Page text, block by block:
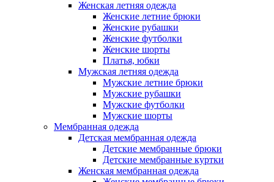
Женская летняя одежда
Женские летние брюки
Женские рубашки
Женские футболки
Женские шорты
Платья, юбки
Мужская летняя одежда
Мужские летние брюки
Мужские рубашки
Мужские футболки
Мужские шорты
Мембранная одежда
Детская мембранная одежда
Детские мембранные брюки
Детские мембранные куртки
Женская мембранная одежда